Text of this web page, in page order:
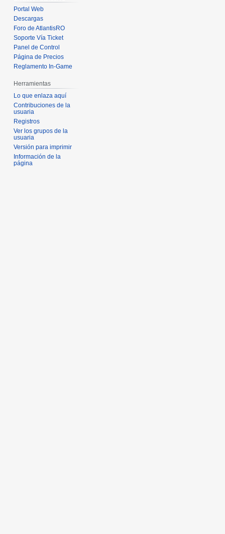
Portal Web
Descargas
Foro de AtlantisRO
Soporte Vía Ticket
Panel de Control
Página de Precios
Reglamento In-Game
Herramientas
Lo que enlaza aquí
Contribuciones de la
usuaria
Registros
Ver los grupos de la
usuaria
Versión para imprimir
Información de la
página